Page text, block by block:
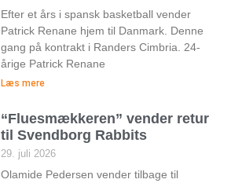
Efter et års i spansk basketball vender
Patrick Renane hjem til Danmark. Denne
gang på kontrakt i Randers Cimbria. 24-
årige Patrick Renane
Læs mere
“Fluesmækkeren” vender retur
til Svendborg Rabbits
29. juli 2026
Olamide Pedersen vender tilbage til